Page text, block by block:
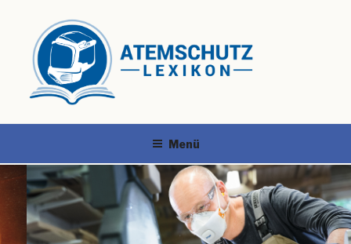
Menü